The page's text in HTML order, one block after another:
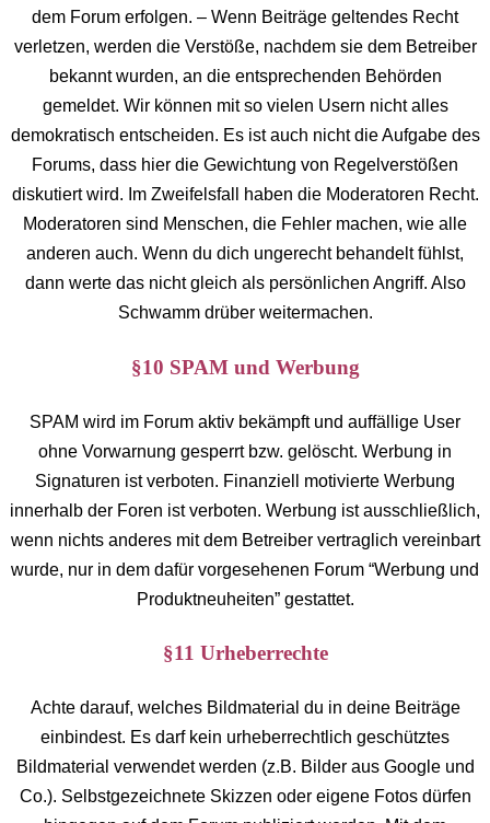
dem Forum erfolgen. – Wenn Beiträge geltendes Recht
verletzen, werden die Verstöße, nachdem sie dem Betreiber
bekannt wurden, an die entsprechenden Behörden
gemeldet. Wir können mit so vielen Usern nicht alles
demokratisch entscheiden. Es ist auch nicht die Aufgabe des
Forums, dass hier die Gewichtung von Regelverstößen
diskutiert wird. Im Zweifelsfall haben die Moderatoren Recht.
Moderatoren sind Menschen, die Fehler machen, wie alle
anderen auch. Wenn du dich ungerecht behandelt fühlst,
dann werte das nicht gleich als persönlichen Angriff. Also
Schwamm drüber weitermachen.
§10 SPAM und Werbung
SPAM wird im Forum aktiv bekämpft und auffällige User
ohne Vorwarnung gesperrt bzw. gelöscht. Werbung in
Signaturen ist verboten. Finanziell motivierte Werbung
innerhalb der Foren ist verboten. Werbung ist ausschließlich,
wenn nichts anderes mit dem Betreiber vertraglich vereinbart
wurde, nur in dem dafür vorgesehenen Forum “Werbung und
Produktneuheiten” gestattet.
§11 Urheberrechte
Achte darauf, welches Bildmaterial du in deine Beiträge
einbindest. Es darf kein urheberrechtlich geschütztes
Bildmaterial verwendet werden (z.B. Bilder aus Google und
Co.). Selbstgezeichnete Skizzen oder eigene Fotos dürfen